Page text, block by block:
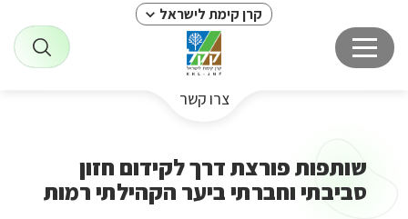
קרן קימת לישראל
צרו קשר
שותפות פורצת דרך לקידום חזון
סביבתי וחברתי ביער הקהילתי רמות